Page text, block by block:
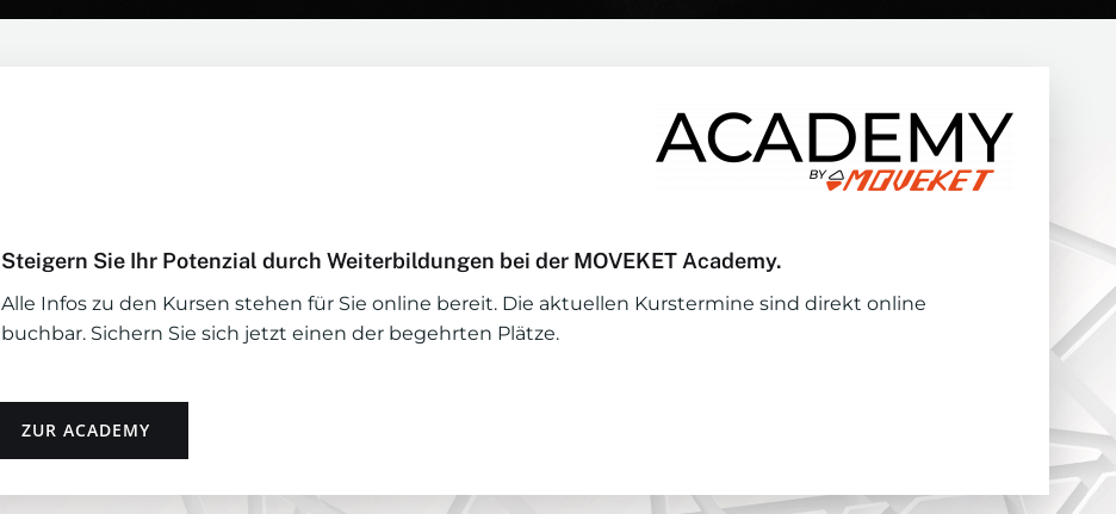
Steigern Sie Ihr Potenzial durch Weiterbildungen bei der MOVEKET Academy.
Alle Infos zu den Kursen stehen für Sie online bereit. Die aktuellen Kurstermine sind direkt online
buchbar. Sichern Sie sich jetzt einen der begehrten Plätze.
ZUR ACADEMY